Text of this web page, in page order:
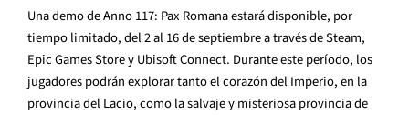
Una demo de Anno 117: Pax Romana estará disponible, por
tiempo limitado, del 2 al 16 de septiembre a través de Steam,
Epic Games Store y Ubisoft Connect. Durante este período, los
jugadores podrán explorar tanto el corazón del Imperio, en la
provincia del Lacio, como la salvaje y misteriosa provincia de